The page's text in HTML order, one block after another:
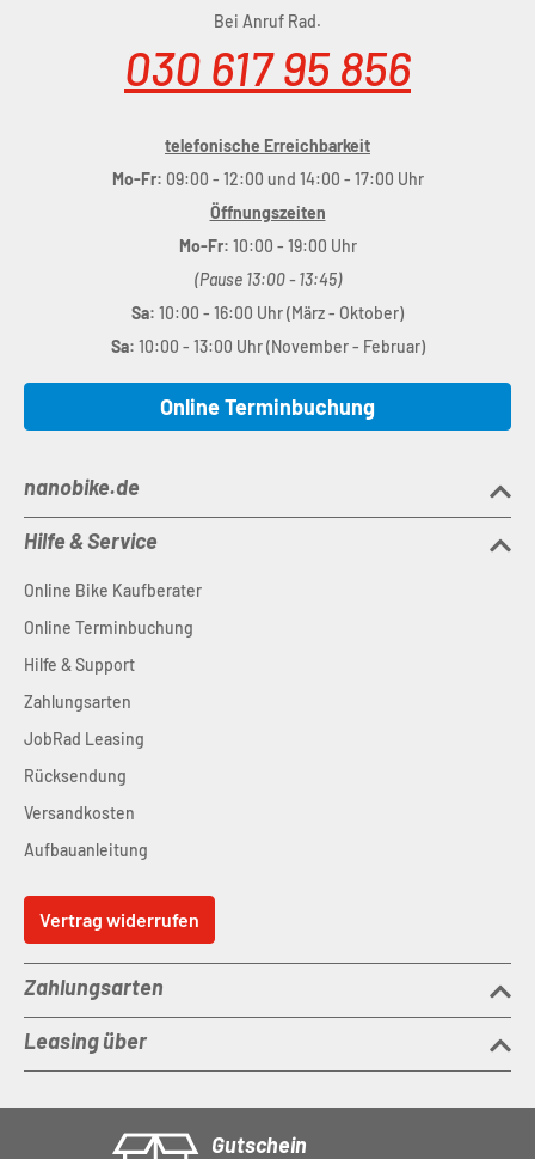
Bei Anruf Rad.
030 617 95 856
telefonische Erreichbarkeit
Mo-Fr: 09:00 - 12:00 und 14:00 - 17:00 Uhr
Öffnungszeiten
Mo-Fr: 10:00 - 19:00 Uhr
(Pause 13:00 - 13:45)
Sa: 10:00 - 16:00 Uhr (März - Oktober)
Sa: 10:00 - 13:00 Uhr (November - Februar)
Online Terminbuchung
nanobike.de
Hilfe & Service
Online Bike Kaufberater
Online Terminbuchung
Hilfe & Support
Zahlungsarten
JobRad Leasing
Rücksendung
Versandkosten
Aufbauanleitung
Vertrag widerrufen
Zahlungsarten
Leasing über
Gutschein